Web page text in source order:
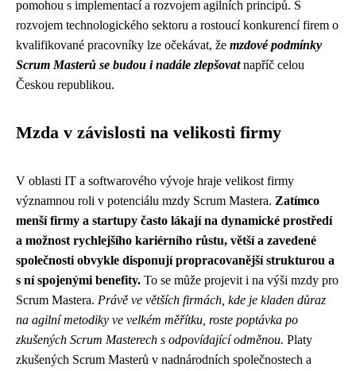
pomohou s implementací a rozvojem agilních principů. S
rozvojem technologického sektoru a rostoucí konkurencí firem o
kvalifikované pracovníky lze očekávat, že mzdové podmínky
Scrum Masterů se budou i nadále zlepšovatnapříč celou
Českou republikou.
Mzda v závislosti na velikosti firmy
V oblasti IT a softwarového vývoje hraje velikost firmy
významnou roli v potenciálu mzdy Scrum Mastera. Zatímco
menší firmy a startupy často lákají na dynamické prostředí
a možnost rychlejšího kariérního růstu, větší a zavedené
společnosti obvykle disponují propracovanější strukturou a
s ní spojenými benefity. To se může projevit i na výši mzdy pro
Scrum Mastera. Právě ve větších firmách, kde je kladen důraz
na agilní metodiky ve velkém měřítku, roste poptávka po
zkušených Scrum Masterech s odpovídající odměnou. Platy
zkušených Scrum Masterů v nadnárodních společnostech a